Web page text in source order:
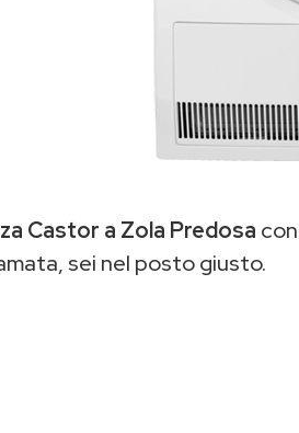
Castor a Zola Predosa
sei nel posto giusto.